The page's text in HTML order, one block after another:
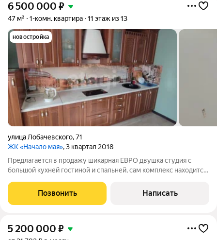
6 500 000 ₽
47 м² 1-комн. квартира 11 этаж из 13
новостройка
улица Лобачевского,71
ЖК «Начало мая», 3 квартал 2018
Предлагается в продажу шикарная ЕВРО двушка студия с
большой кухней гостиной и спальней, сам комплекс находится
комфортного проживания, магазины, детские сады, школы,
поликлиника, торговый
Позвонить Написать
5 200 000 ₽